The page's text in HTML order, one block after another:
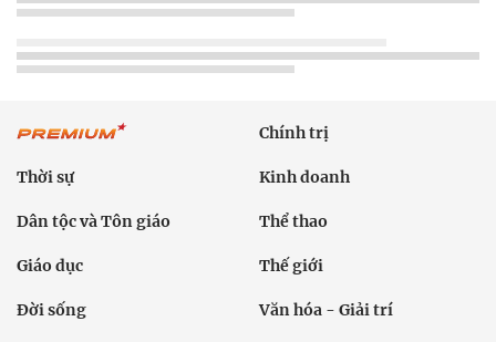
Chính trị
Thời sự Kinh doanh
Dân tộc và Tôn giáo Thể thao
Giáo dục Thế giới
Đời sống Văn hóa - Giải trí